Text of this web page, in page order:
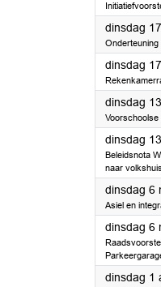
dinsdag
dinsdag
dinsdag
Voorschoolse
dinsdag
Beleidsnota
naar
dinsdag 6
Asiel en
dinsdag 6
dinsdag 1